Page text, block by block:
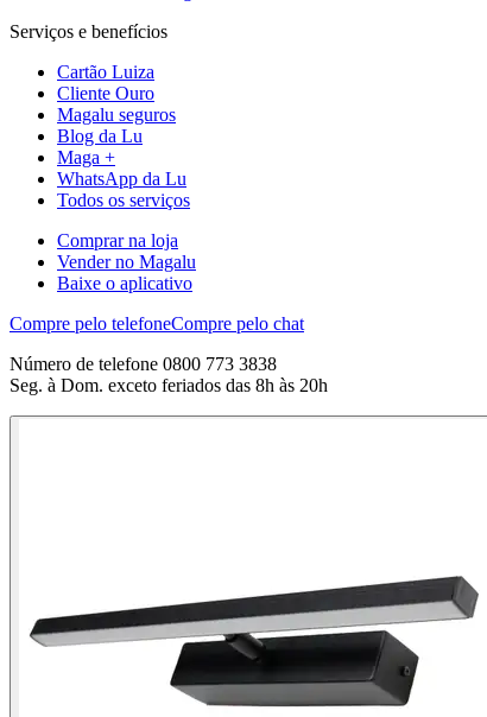
Serviços e benefícios
Cartão Luiza
Cliente Ouro
Magalu seguros
Blog da Lu
Maga +
WhatsApp da Lu
Todos os serviços
Comprar na loja
Vender no Magalu
Baixe o aplicativo
Compre pelo telefoneCompre pelo chat
Número de telefone 0800 773 3838
Seg. à Dom. exceto feriados das 8h às 20h